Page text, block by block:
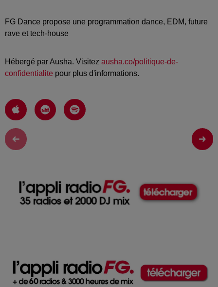
FG Dance propose une programmation dance, EDM, future
rave et tech-house
Hébergé par Ausha. Visitez ausha.co/politique-de-
confidentialite pour plus d'informations.